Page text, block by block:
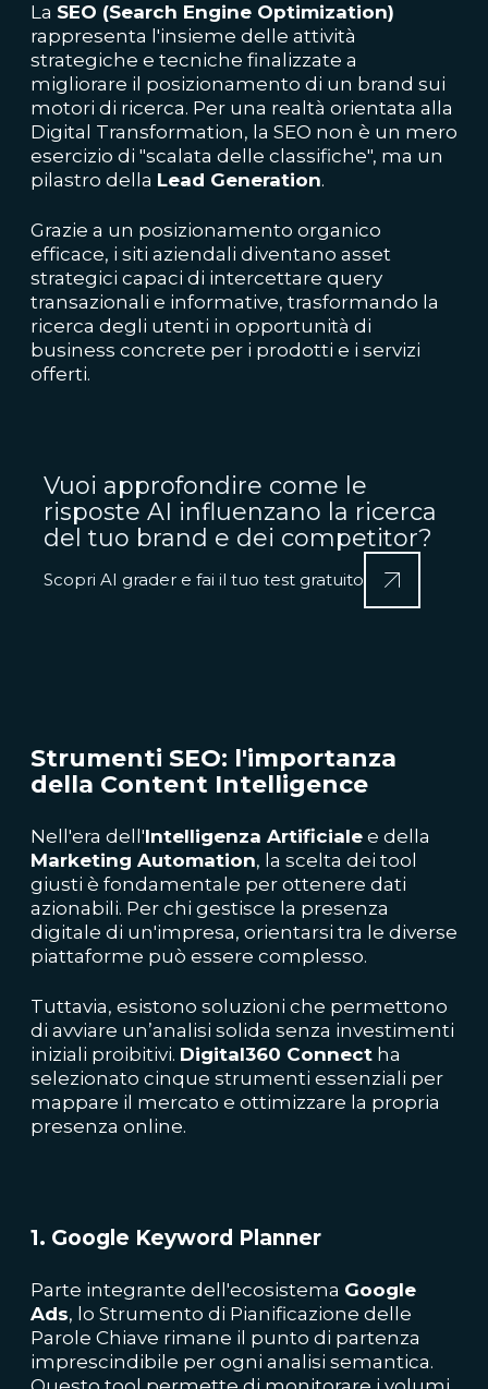
La SEO (Search Engine Optimization)
rappresenta l'insieme delle attività
strategiche e tecniche finalizzate a
migliorare il posizionamento di un brand sui
motori di ricerca. Per una realtà orientata alla
Digital Transformation, la SEO non è un mero
esercizio di "scalata delle classifiche", ma un
pilastro della Lead Generation.
Grazie a un posizionamento organico
efficace, i siti aziendali diventano asset
strategici capaci di intercettare query
transazionali e informative, trasformando la
ricerca degli utenti in opportunità di
business concrete per i prodotti e i servizi
offerti.
Vuoi approfondire come le
risposte AI influenzano la ricerca
del tuo brand e dei competitor?
Scopri AI grader e fai il tuo test gratuito
Strumenti SEO: l'importanza
della Content Intelligence
Nell'era dell'Intelligenza Artificiale e della
Marketing Automation, la scelta dei tool
giusti è fondamentale per ottenere dati
azionabili. Per chi gestisce la presenza
digitale di un'impresa, orientarsi tra le diverse
piattaforme può essere complesso.
Tuttavia, esistono soluzioni che permettono
di avviare un’analisi solida senza investimenti
iniziali proibitivi. Digital360 Connect ha
selezionato cinque strumenti essenziali per
mappare il mercato e ottimizzare la propria
presenza online.
1. Google Keyword Planner
Parte integrante dell'ecosistema Google
Ads, lo Strumento di Pianificazione delle
Parole Chiave rimane il punto di partenza
imprescindibile per ogni analisi semantica.